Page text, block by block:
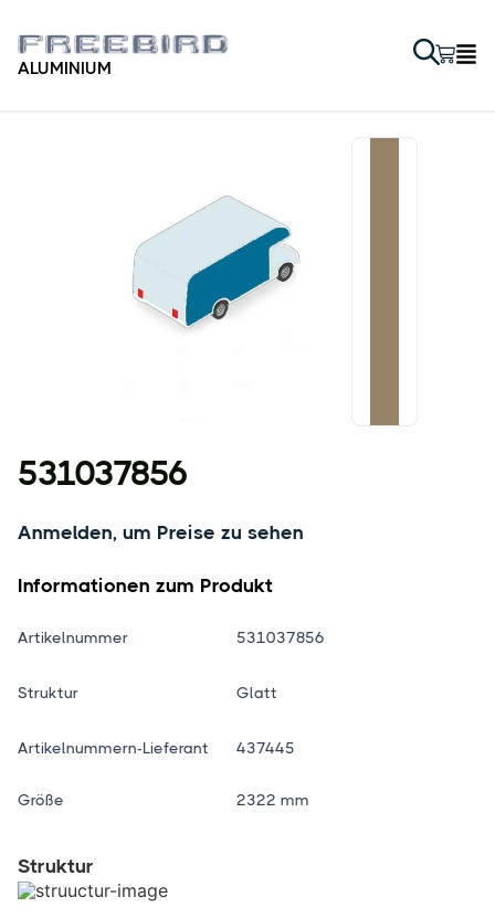
ALUMINIUM
531037856
Anmelden, um Preise zu sehen
Informationen zum Produkt
Artikelnummer 531037856
Struktur Glatt
Artikelnummern-Lieferant 437445
Größe 2322 mm
Struktur